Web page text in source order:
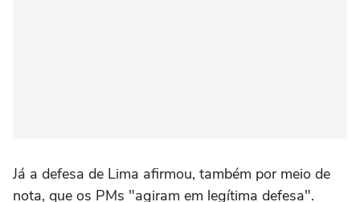
Já a defesa de Lima afirmou, também por meio de
nota, que os PMs "agiram em legítima defesa".